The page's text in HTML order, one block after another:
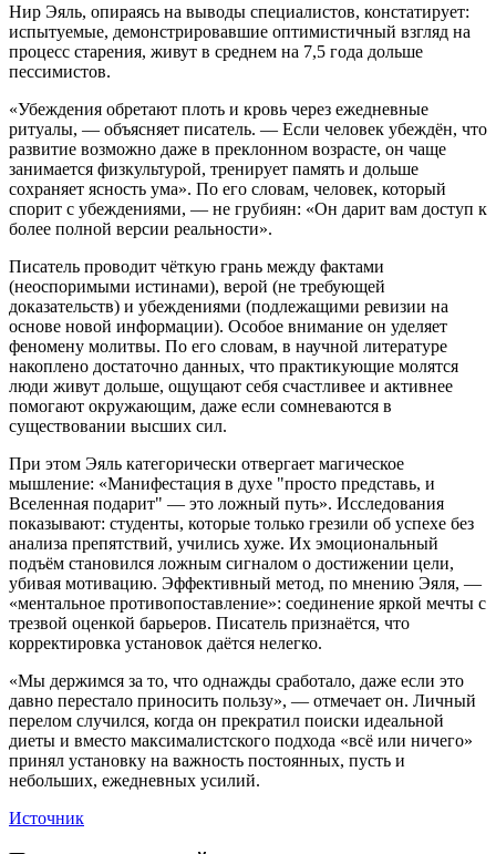
Нир Эяль, опираясь на выводы специалистов, констатирует:
испытуемые, демонстрировавшие оптимистичный взгляд на
процесс старения, живут в среднем на 7,5 года дольше
пессимистов.
«Убеждения обретают плоть и кровь через ежедневные
ритуалы, — объясняет писатель. — Если человек убеждён, что
развитие возможно даже в преклонном возрасте, он чаще
занимается физкультурой, тренирует память и дольше
сохраняет ясность ума». По его словам, человек, который
спорит с убеждениями, — не грубиян: «Он дарит вам доступ к
более полной версии реальности».
Писатель проводит чёткую грань между фактами
(неоспоримыми истинами), верой (не требующей
доказательств) и убеждениями (подлежащими ревизии на
основе новой информации). Особое внимание он уделяет
феномену молитвы. По его словам, в научной литературе
накоплено достаточно данных, что практикующие молятся
люди живут дольше, ощущают себя счастливее и активнее
помогают окружающим, даже если сомневаются в
существовании высших сил.
При этом Эяль категорически отвергает магическое
мышление: «Манифестация в духе "просто представь, и
Вселенная подарит" — это ложный путь». Исследования
показывают: студенты, которые только грезили об успехе без
анализа препятствий, учились хуже. Их эмоциональный
подъём становился ложным сигналом о достижении цели,
убивая мотивацию. Эффективный метод, по мнению Эяля, —
«ментальное противопоставление»: соединение яркой мечты с
трезвой оценкой барьеров. Писатель признаётся, что
корректировка установок даётся нелегко.
«Мы держимся за то, что однажды сработало, даже если это
давно перестало приносить пользу», — отмечает он. Личный
перелом случился, когда он прекратил поиски идеальной
диеты и вместо максималистского подхода «всё или ничего»
принял установку на важность постоянных, пусть и
небольших, ежедневных усилий.
Источник